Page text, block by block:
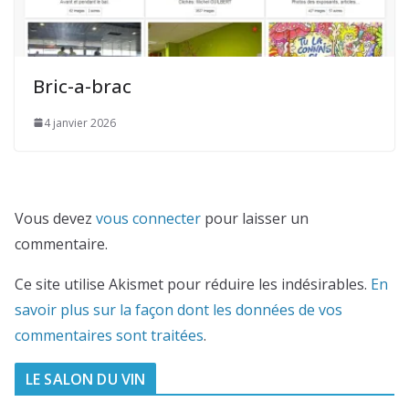
Bric-a-brac
4 janvier 2026
Vous devez vous connecter pour laisser un
commentaire.
Ce site utilise Akismet pour réduire les indésirables. En
savoir plus sur la façon dont les données de vos
commentaires sont traitées.
LE SALON DU VIN